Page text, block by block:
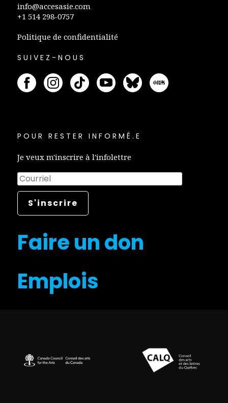
info@accesasie.com
+1 514 298-0757
Politique de confidentialité
SUIVEZ-NOUS
POUR RESTER INFORMÉ.E
Je veux m'inscrire à l'infolettre
Faire un don
Emplois